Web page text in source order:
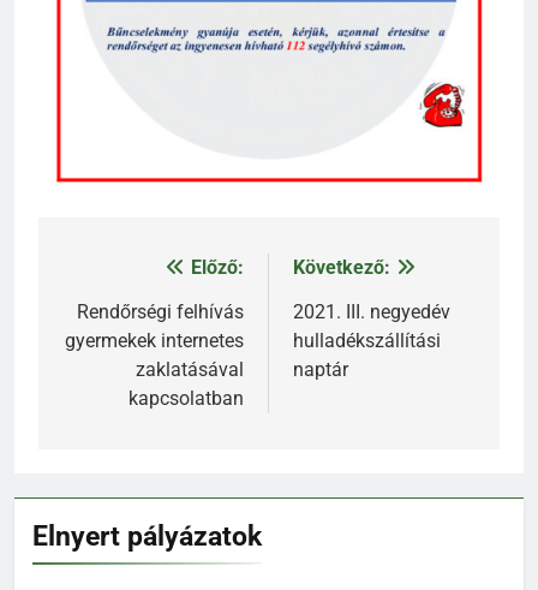
Bejegyzés
navigáció
Előző:
Rendőrségi felhívás
gyermekek internetes
zaklatásával
kapcsolatban
Következő:
2021. III. negyedév
hulladékszállítási
naptár
Elnyert pályázatok